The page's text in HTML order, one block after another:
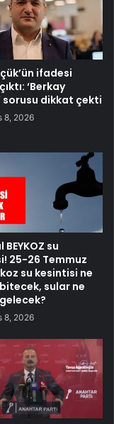
ifadesi
‘Berkay
sorusu dikkat çekti
8, 2026
su
25-26 Temmuz
su kesintisi ne
sular ne
8, 2026